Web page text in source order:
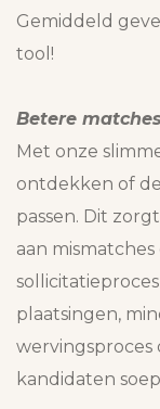
Gemiddeld
tool!
Betere matches
Met onze
ontdekken of
passen. Dit
aan
plaatsingen,
wervingsproces
kandidaten